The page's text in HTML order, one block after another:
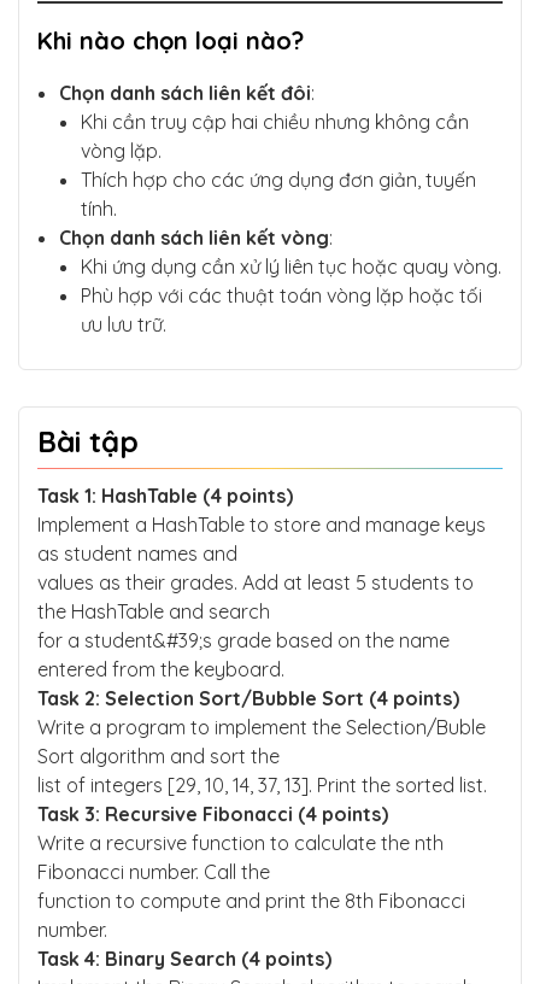
Khi nào chọn loại nào?
Chọn danh sách liên kết đôi:
Khi cần truy cập hai chiều nhưng không cần
vòng lặp.
Thích hợp cho các ứng dụng đơn giản, tuyến
tính.
Chọn danh sách liên kết vòng:
Khi ứng dụng cần xử lý liên tục hoặc quay vòng.
Phù hợp với các thuật toán vòng lặp hoặc tối
ưu lưu trữ.
Bài tập
Task 1: HashTable (4 points)
Implement a HashTable to store and manage keys
as student names and
values as their grades. Add at least 5 students to
the HashTable and search
for a student&#39;s grade based on the name
entered from the keyboard.
Task 2: Selection Sort/Bubble Sort (4 points)
Write a program to implement the Selection/Buble
Sort algorithm and sort the
list of integers [29, 10, 14, 37, 13]. Print the sorted list.
Task 3: Recursive Fibonacci (4 points)
Write a recursive function to calculate the nth
Fibonacci number. Call the
function to compute and print the 8th Fibonacci
number.
Task 4: Binary Search (4 points)